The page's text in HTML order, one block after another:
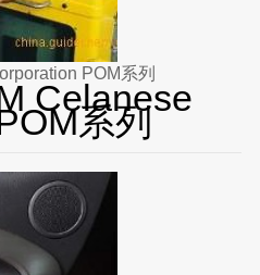
POM系列
Celanese
系列